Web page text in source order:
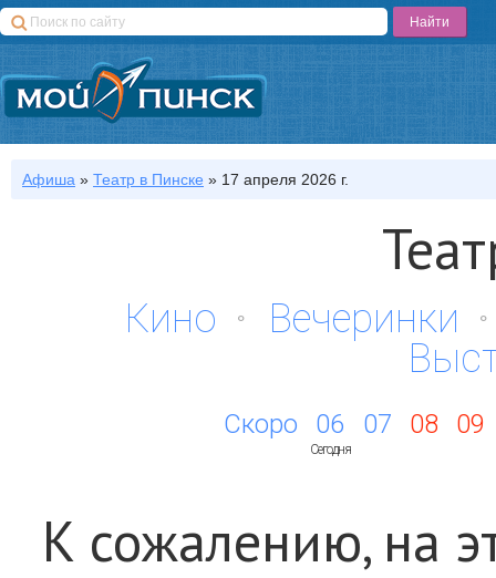
Афиша » Театр в Пинске » 17 апреля 2026 г.
Кино
Вечеринки
Скоро 06
Сегодня
07 08 09
К сожалению, на